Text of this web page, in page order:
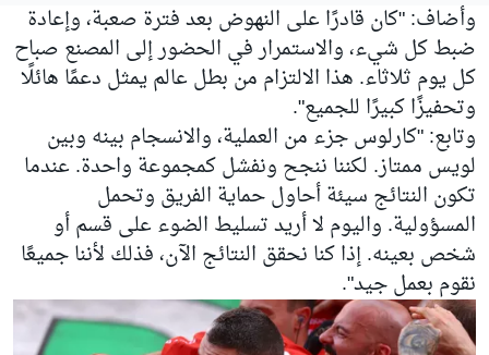
وأضاف: "كان قادرًا على النهوض بعد فترة صعبة، وإعادة
ضبط كل شيء، والاستمرار في الحضور إلى المصنع صباح
كل يوم ثلاثاء. هذا الالتزام من بطل عالم يمثل دعمًا هائلًا
وتحفيزًا كبيرًا للجميع".
وتابع: "كارلوس جزء من العملية، والانسجام بينه وبين
لويس ممتاز. لكننا ننجح ونفشل كمجموعة واحدة. عندما
تكون النتائج سيئة أحاول حماية الفريق وتحمل
المسؤولية. واليوم لا أريد تسليط الضوء على قسم أو
شخص بعينه. إذا كنا نحقق النتائج الآن، فذلك لأننا جميعًا
نقوم بعمل جيد".